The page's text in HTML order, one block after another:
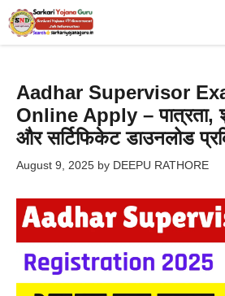
Skip
to
Aadhar Supervisor
Online Apply – पात्रता,
और सर्टिफिकेट डाउनलोड
August 9, 2025 by DEEPU RATHORE